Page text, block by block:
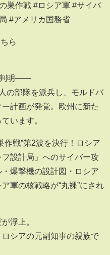
巣作戦 #ロシア軍 #サイバ
#アメリカ国務省
ら
判明――
の部隊を派兵し、モルドバ
計画が発覚。欧州に新た
います。
作戦”第2波を決行！ロシア
設計局」へのサイバー攻
爆撃機の設計図・ロシア
軍の核戦略が“丸裸”にされ
浮上。
シアの元副知事の親族で